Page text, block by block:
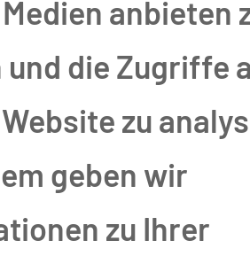
mit
oder
bei
mit Oropharynx-
/
anbieten
und die Zugriffe
zu
geben wir
zu Ihrer